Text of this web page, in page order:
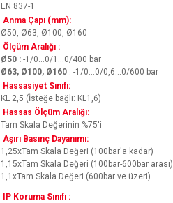
EN 837-1
Anma Çapı (mm):
Ø50, Ø63, Ø100, Ø160
Ölçüm Aralığı :
Ø50 : -1/0...0/1...0/400 bar
Ø63, Ø100, Ø160 : -1/0...0/0,6...0/600 bar
Hassasiyet Sınıfı:
KL 2,5 (İsteğe bağlı: KL1,6)
Hassas Ölçüm Aralığı:
Tam Skala Değerinin %75'i
Aşırı Basınç Dayanımı:
1,25xTam Skala Değeri (100bar'a kadar)
1,15xTam Skala Değeri (100bar-600bar arası)
1,1xTam Skala Değeri (600bar ve üzeri)
IP Koruma Sınıfı :